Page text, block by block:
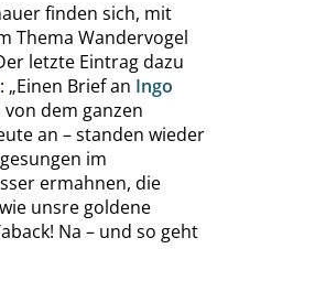
finden sich, mit
Thema Wandervogel
letzte Eintrag dazu
: „Einen Brief an Ingo
dem ganzen
an – standen wieder
im
ermahnen, die
unsre goldene
Na – und so geht